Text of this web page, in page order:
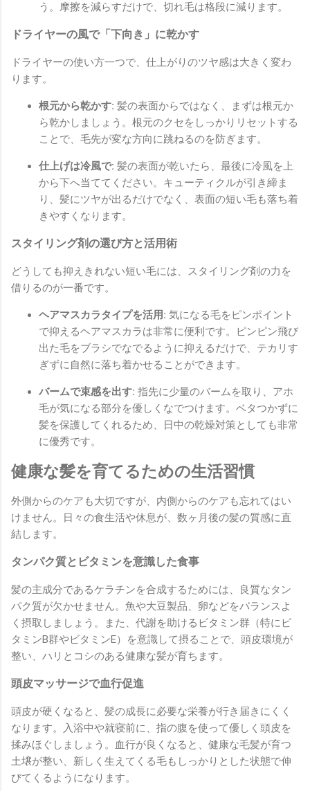
う。摩擦を減らすだけで、切れ毛は格段に減ります。
ドライヤーの風で「下向き」に乾かす
ドライヤーの使い方一つで、仕上がりのツヤ感は大きく変わ
ります。
根元から乾かす: 髪の表面からではなく、まずは根元か
ら乾かしましょう。根元のクセをしっかりリセットする
ことで、毛先が変な方向に跳ねるのを防ぎます。
仕上げは冷風で: 髪の表面が乾いたら、最後に冷風を上
から下へ当ててください。キューティクルが引き締ま
り、髪にツヤが出るだけでなく、表面の短い毛も落ち着
きやすくなります。
スタイリング剤の選び方と活用術
どうしても抑えきれない短い毛には、スタイリング剤の力を
借りるのが一番です。
ヘアマスカラタイプを活用: 気になる毛をピンポイント
で抑えるヘアマスカラは非常に便利です。ピンピン飛び
出た毛をブラシでなでるように抑えるだけで、テカリす
ぎずに自然に落ち着かせることができます。
バームで束感を出す: 指先に少量のバームを取り、アホ
毛が気になる部分を優しくなでつけます。ベタつかずに
髪を保護してくれるため、日中の乾燥対策としても非常
に優秀です。
健康な髪を育てるための生活習慣
外側からのケアも大切ですが、内側からのケアも忘れてはい
けません。日々の食生活や休息が、数ヶ月後の髪の質感に直
結します。
タンパク質とビタミンを意識した食事
髪の主成分であるケラチンを合成するためには、良質なタン
パク質が欠かせません。魚や大豆製品、卵などをバランスよ
く摂取しましょう。また、代謝を助けるビタミン群（特にビ
タミンB群やビタミンE）を意識して摂ることで、頭皮環境が
整い、ハリとコシのある健康な髪が育ちます。
頭皮マッサージで血行促進
頭皮が硬くなると、髪の成長に必要な栄養が行き届きにくく
なります。入浴中や就寝前に、指の腹を使って優しく頭皮を
揉みほぐしましょう。血行が良くなると、健康な毛髪が育つ
土壌が整い、新しく生えてくる毛もしっかりとした状態で伸
びてくるようになります。